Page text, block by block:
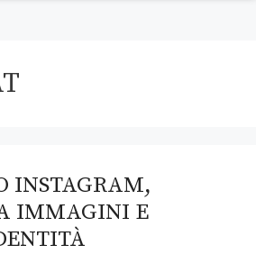
INSTAGRAM,
IMMAGINI E